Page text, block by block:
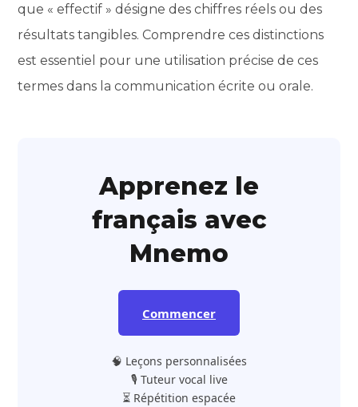
que « effectif » désigne des chiffres réels ou des
résultats tangibles. Comprendre ces distinctions
est essentiel pour une utilisation précise de ces
termes dans la communication écrite ou orale.
Apprenez le
français avec
Mnemo
Commencer
🧠 Leçons personnalisées
🎙️ Tuteur vocal live
⏳ Répétition espacée